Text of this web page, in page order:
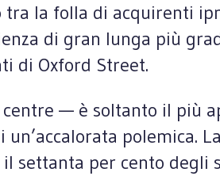
la folla di acquirenti
di gran lunga più
di Oxford Street.
— è soltanto il più
polemica.
settanta per cento degli